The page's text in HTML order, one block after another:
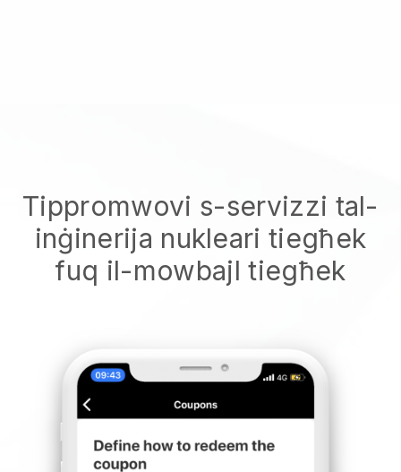
Tippromwovi s-servizzi tal-
inġinerija nukleari tiegħek
fuq il-mowbajl tiegħek